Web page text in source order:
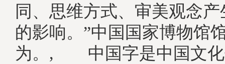
同、思维方式、审美观念
的影响。”中国国家博物馆
为。, 中国字是中国文化